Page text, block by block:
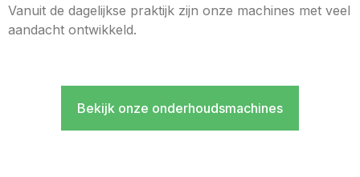
Vanuit de dagelijkse praktijk zijn onze machines met veel
aandacht ontwikkeld.
Bekijk onze onderhoudsmachines